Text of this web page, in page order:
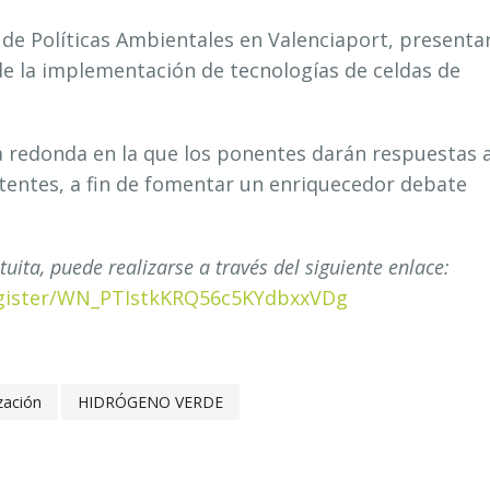
Políticas Ambientales en Valenciaport,
la implementación de tecnologías de celdas de
en la que los ponentes darán respuestas
a fin de fomentar un enriquecedor debate
puede realizarse a través del siguiente enlace:
WN_PTIstkKRQ56c5KYdbxxVDg
HIDRÓGENO VERDE